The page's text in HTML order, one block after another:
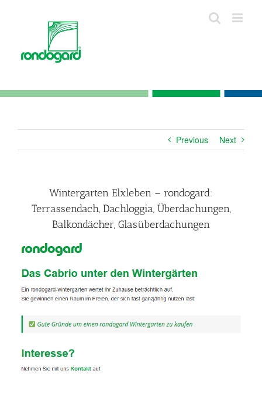
Previous Next
Wintergarten Elxleben – rondogard:
Terrassendach, Dachloggia, Überdachungen,
Balkondächer, Glasüberdachungen